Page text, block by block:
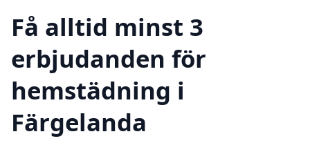
Få alltid minst 3
erbjudanden för
hemstädning i
Färgelanda